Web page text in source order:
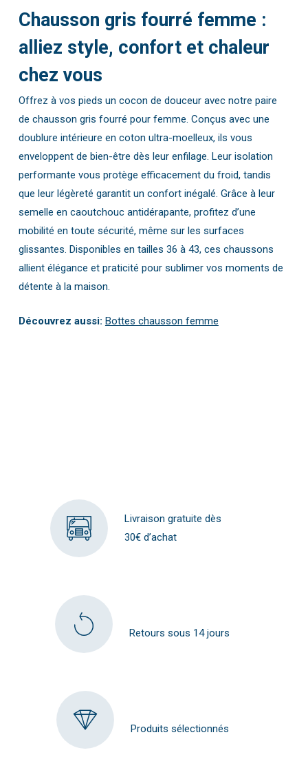
Chausson gris fourré femme :
alliez style, confort et chaleur
chez vous
Offrez à vos pieds un cocon de douceur avec notre paire
de chausson gris fourré pour femme. Conçus avec une
doublure intérieure en coton ultra-moelleux, ils vous
enveloppent de bien-être dès leur enfilage. Leur isolation
performante vous protège efficacement du froid, tandis
que leur légèreté garantit un confort inégalé. Grâce à leur
semelle en caoutchouc antidérapante, profitez d’une
mobilité en toute sécurité, même sur les surfaces
glissantes. Disponibles en tailles 36 à 43, ces chaussons
allient élégance et praticité pour sublimer vos moments de
détente à la maison.
Découvrez aussi: Bottes chausson femme
Livraison gratuite dès
30€ d’achat
Retours sous 14 jours
Produits sélectionnés